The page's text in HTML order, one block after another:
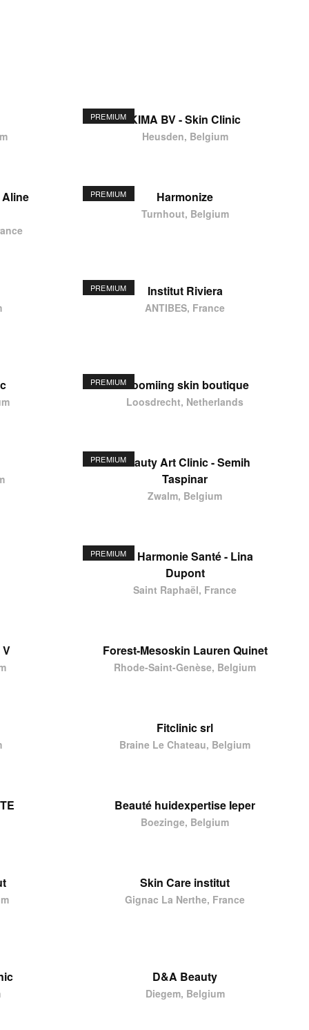
PREMIUM KIMA BV - Skin Clinic
Heusden, Belgium
PREMIUM Harmonize
Turnhout, Belgium
PREMIUM Institut Riviera
ANTIBES, France
PREMIUMBloomiing skin boutique
Loosdrecht, Netherlands
PREMIUMBeauty Art Clinic - Semih
Taspinar
Zwalm, Belgium
PREMIUMSte Harmonie Santé - Lina
Dupont
Saint Raphaël, France
Forest-Mesoskin Lauren Quinet
Rhode-Saint-Genèse, Belgium
Fitclinic srl
Braine Le Chateau, Belgium
Beauté huidexpertise Ieper
Boezinge, Belgium
Skin Care institut
Gignac La Nerthe, France
D&A Beauty
Diegem, Belgium